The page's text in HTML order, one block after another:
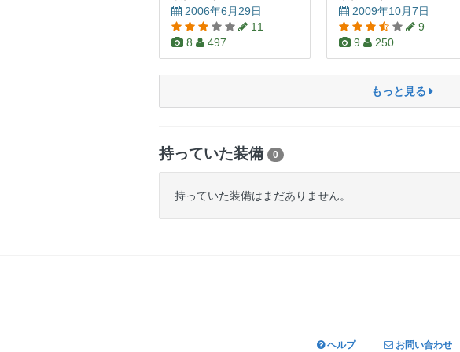
2006年6月29日
11
8
497
2009年10月7日
9
9
250
もっと見る
持っていた装備 0
持っていた装備はまだありません。
ヘルプ お問い合わせ